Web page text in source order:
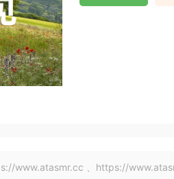
www.atasmr.cc 、https://